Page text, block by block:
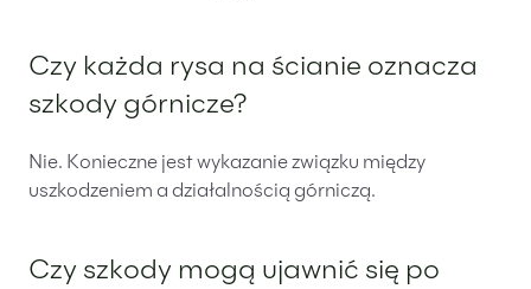
Czy każda rysa na ścianie oznacza
szkody górnicze?
Nie. Konieczne jest wykazanie związku między
uszkodzeniem a działalnością górniczą.
Czy szkody mogą ujawnić się po